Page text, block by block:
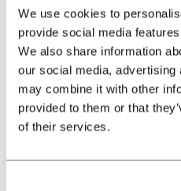
We use cookies to
provide social media
We also share information
our social media,
may combine it with other
provided to them or that
of their services.
kennis door middel
publicaties
Stellen wij onze
farmaceutische